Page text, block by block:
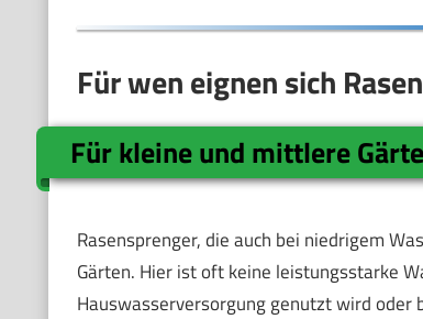
Für wen eignen sich
Für kleine und mittlere
Rasensprenger, die auch bei niedrigem
Gärten. Hier ist oft keine leistungsstarke
Hauswasserversorgung genutzt wird oder